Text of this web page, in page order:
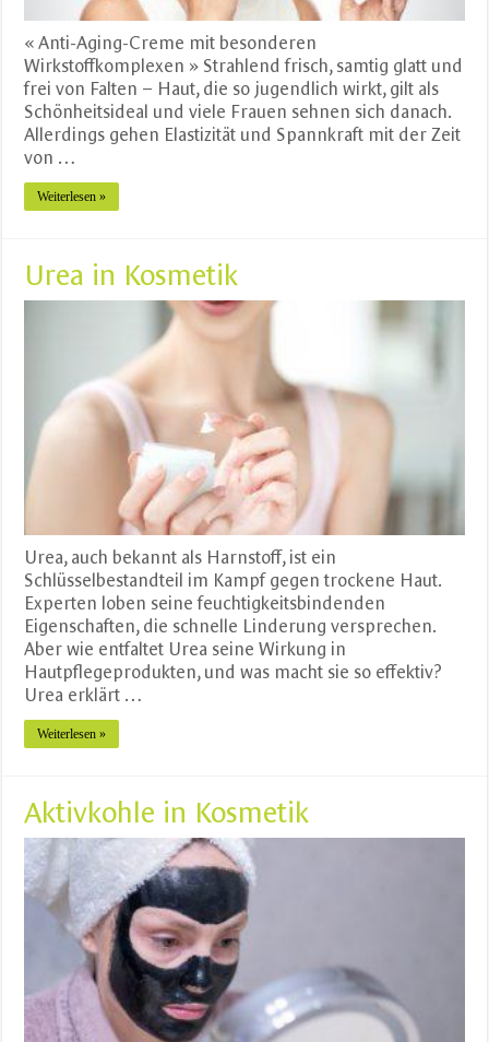
« Anti-Aging-Creme mit besonderen
Wirkstoffkomplexen » Strahlend frisch, samtig glatt und
frei von Falten – Haut, die so jugendlich wirkt, gilt als
Schönheitsideal und viele Frauen sehnen sich danach.
Allerdings gehen Elastizität und Spannkraft mit der Zeit
von …
Weiterlesen »
Urea in Kosmetik
Urea, auch bekannt als Harnstoff, ist ein
Schlüsselbestandteil im Kampf gegen trockene Haut.
Experten loben seine feuchtigkeitsbindenden
Eigenschaften, die schnelle Linderung versprechen.
Aber wie entfaltet Urea seine Wirkung in
Hautpflegeprodukten, und was macht sie so effektiv?
Urea erklärt …
Weiterlesen »
Aktivkohle in Kosmetik